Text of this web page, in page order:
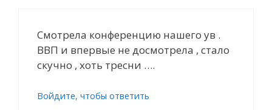
Смотрела конференцию нашего ув .
ВВП и впервые не досмотрела , cтало
скучно , хоть тресни ….
Войдите, чтобы ответить